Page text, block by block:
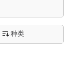
种类